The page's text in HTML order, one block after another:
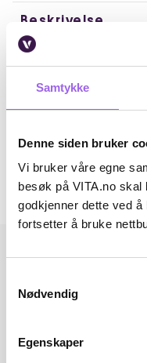
Samtykke
Denne siden bruker
Vi bruker våre egne
besøk på VITA.no
godkjenner dette ved
fortsetter å bruke
Nødvendig
Egenskaper
Beskrivelse
Ingredienser
Omtaler
Andre har også